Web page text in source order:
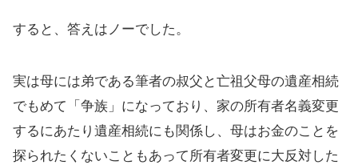
すると、答えはノーでした。
実は母には弟である筆者の叔父と亡祖父母の遺産相続
でもめて「争族」になっており、家の所有者名義変更
するにあたり遺産相続にも関係し、母はお金のことを
探られたくないこともあって所有者変更に大反対した